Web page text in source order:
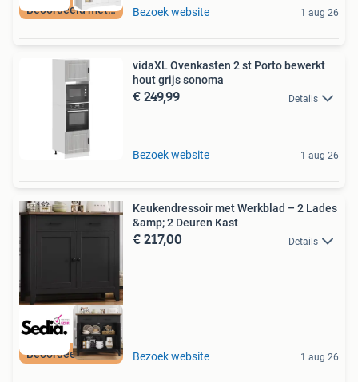
Beoordeeld met 9+ Bezoek website 1 aug 26
vidaXL Ovenkasten 2 st Porto bewerkt
hout grijs sonoma
€ 249,99 Details
Bezoek website 1 aug 26
Beoordeeld met 9+
Keukendressoir met Werkblad – 2 Lades
&amp; 2 Deuren Kast
€ 217,00 Details
Bezoek website 1 aug 26